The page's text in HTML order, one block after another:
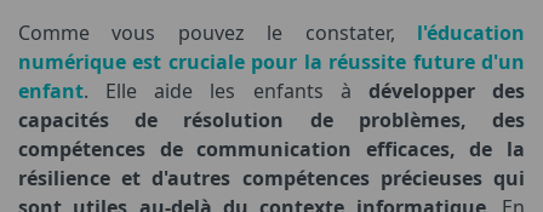
Comme vous pouvez le constater, l'éducation
numérique est cruciale pour la réussite future d'un
enfant. Elle aide les enfants à développer des
capacités de résolution de problèmes, des
compétences de communication efficaces, de la
résilience et d'autres compétences précieuses qui